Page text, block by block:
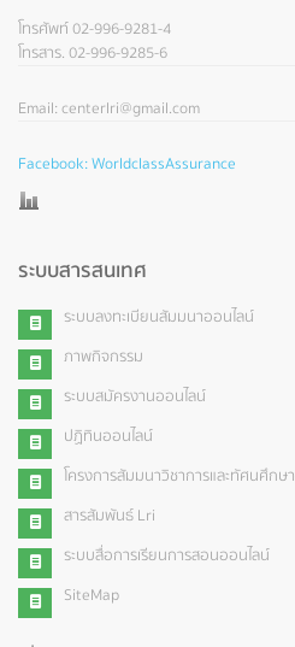
โทรศัพท์ 02-996-9281-4
โทรสาร. 02-996-9285-6
Email: centerlri@gmail.com
Facebook: WorldclassAssurance
ระบบสารสนเทศ
ระบบลงทะเบียนสัมมนาออนไลน์
ภาพกิจกรรม
ระบบสมัครงานออนไลน์
ปฏิทินออนไลน์
โครงการสัมมนาวิชาการและทัศนศึกษ
สารสัมพันธ์ Lri
ระบบสื่อการเรียนการสอนออนไลน์
SiteMap